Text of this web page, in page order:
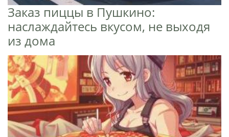
Заказ пиццы в Пушкино:
наслаждайтесь вкусом, не выходя
из дома